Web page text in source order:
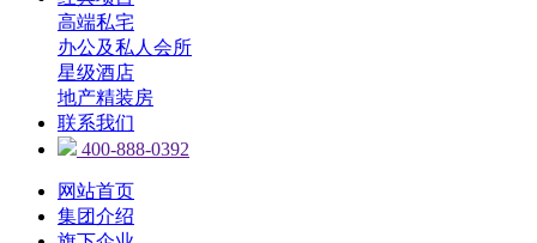
高端私宅
办公及私人会所
星级酒店
地产精装房
联系我们
400-888-0392
网站首页
集团介绍